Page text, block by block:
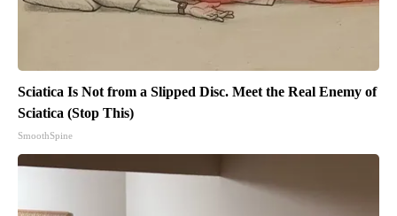
Sciatica Is Not from a Slipped Disc. Meet the Real Enemy of
Sciatica (Stop This)
SmoothSpine